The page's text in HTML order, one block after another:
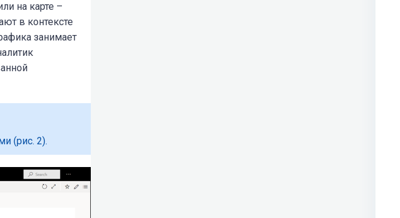
на карте –
в контексте
занимает
(рис. 2).